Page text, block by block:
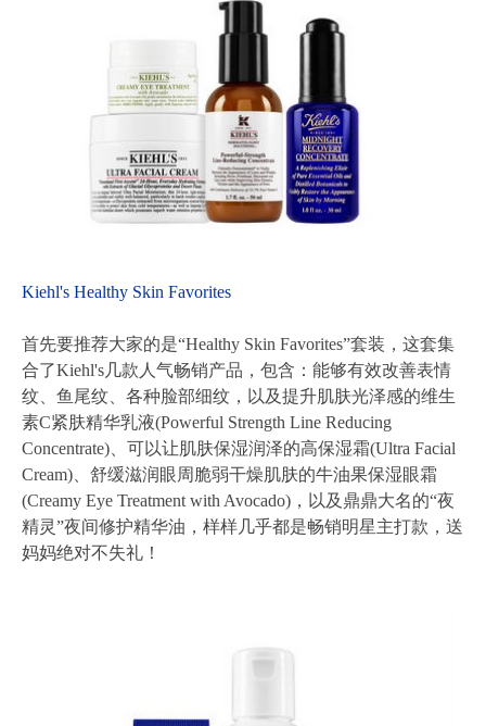
Kiehl's Healthy Skin Favorites
首先要推荐大家的是“Healthy Skin Favorites”套装，这套集
合了Kiehl's几款人气畅销产品，包含：能够有效改善表情
纹、鱼尾纹、各种脸部细纹，以及提升肌肤光泽感的维生
素C紧肤精华乳液(Powerful Strength Line Reducing
Concentrate)、可以让肌肤保湿润泽的高保湿霜(Ultra Facial
Cream)、舒缓滋润眼周脆弱干燥肌肤的牛油果保湿眼霜
(Creamy Eye Treatment with Avocado)，以及鼎鼎大名的“夜
精灵”夜间修护精华油，样样几乎都是畅销明星主打款，送
妈妈绝对不失礼！